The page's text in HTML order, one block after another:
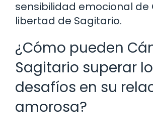
sensibilidad emocional de
libertad de Sagitario.
¿Cómo pueden
Sagitario superar
desafíos en su
amorosa?